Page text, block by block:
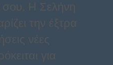
σου. Η Σελήνη
την έξτρα
νέες
για